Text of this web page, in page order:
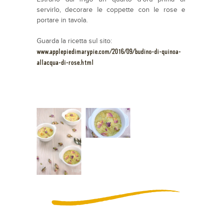
servirlo, decorare le coppette con le rose e
portare in tavola.
Guarda la ricetta sul sito:
www.applepiedimarypie.com/2016/09/budino-di-quinoa-
allacqua-di-rose.html